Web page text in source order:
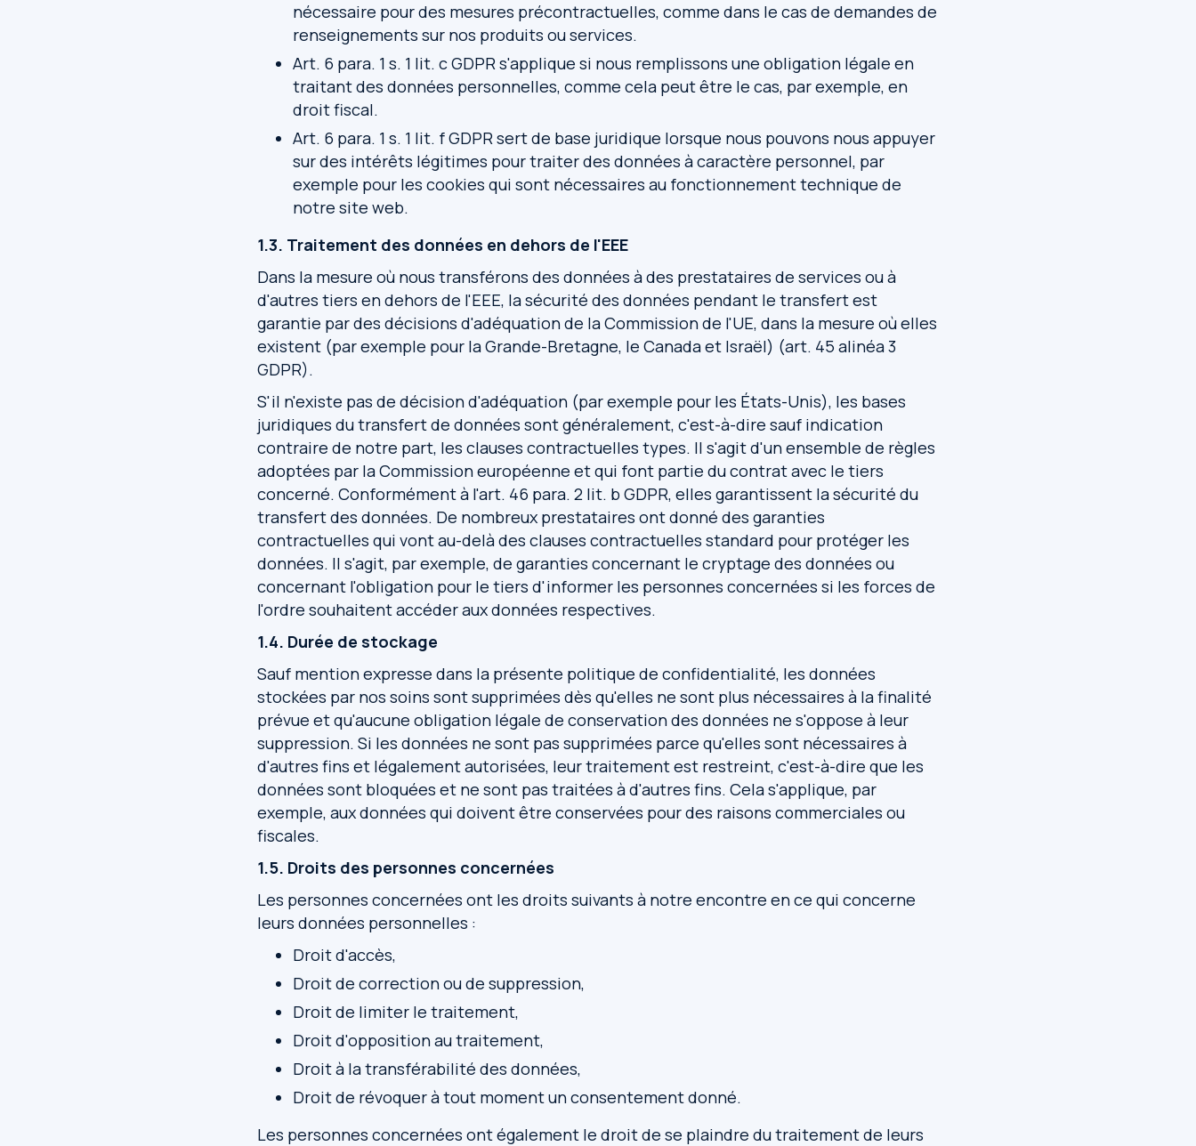
nécessaire pour des mesures précontractuelles, comme dans le cas de demandes de
renseignements sur nos produits ou services.
Art. 6 para. 1 s. 1 lit. c GDPR s'applique si nous remplissons une obligation légale en
traitant des données personnelles, comme cela peut être le cas, par exemple, en
droit fiscal.
Art. 6 para. 1 s. 1 lit. f GDPR sert de base juridique lorsque nous pouvons nous appuyer
sur des intérêts légitimes pour traiter des données à caractère personnel, par
exemple pour les cookies qui sont nécessaires au fonctionnement technique de
notre site web.
1.3. Traitement des données en dehors de l'EEE
Dans la mesure où nous transférons des données à des prestataires de services ou à
d'autres tiers en dehors de l'EEE, la sécurité des données pendant le transfert est
garantie par des décisions d'adéquation de la Commission de l'UE, dans la mesure où elles
existent (par exemple pour la Grande-Bretagne, le Canada et Israël) (art. 45 alinéa 3
GDPR).
S'il n'existe pas de décision d'adéquation (par exemple pour les États-Unis), les bases
juridiques du transfert de données sont généralement, c'est-à-dire sauf indication
contraire de notre part, les clauses contractuelles types. Il s'agit d'un ensemble de règles
adoptées par la Commission européenne et qui font partie du contrat avec le tiers
concerné. Conformément à l'art. 46 para. 2 lit. b GDPR, elles garantissent la sécurité du
transfert des données. De nombreux prestataires ont donné des garanties
contractuelles qui vont au-delà des clauses contractuelles standard pour protéger les
données. Il s'agit, par exemple, de garanties concernant le cryptage des données ou
concernant l'obligation pour le tiers d'informer les personnes concernées si les forces de
l'ordre souhaitent accéder aux données respectives.
1.4. Durée de stockage
Sauf mention expresse dans la présente politique de confidentialité, les données
stockées par nos soins sont supprimées dès qu'elles ne sont plus nécessaires à la finalité
prévue et qu'aucune obligation légale de conservation des données ne s'oppose à leur
suppression. Si les données ne sont pas supprimées parce qu'elles sont nécessaires à
d'autres fins et légalement autorisées, leur traitement est restreint, c'est-à-dire que les
données sont bloquées et ne sont pas traitées à d'autres fins. Cela s'applique, par
exemple, aux données qui doivent être conservées pour des raisons commerciales ou
fiscales.
1.5. Droits des personnes concernées
Les personnes concernées ont les droits suivants à notre encontre en ce qui concerne
leurs données personnelles :
Droit d'accès,
Droit de correction ou de suppression,
Droit de limiter le traitement,
Droit d'opposition au traitement,
Droit à la transférabilité des données,
Droit de révoquer à tout moment un consentement donné.
Les personnes concernées ont également le droit de se plaindre du traitement de leurs